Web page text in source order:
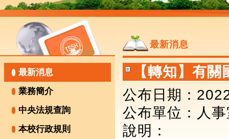
最新消息
業務簡介
中央法規查詢
本校行政規則
最新消息
【轉知】有
公布日期：
公布單位 ：人
說明：